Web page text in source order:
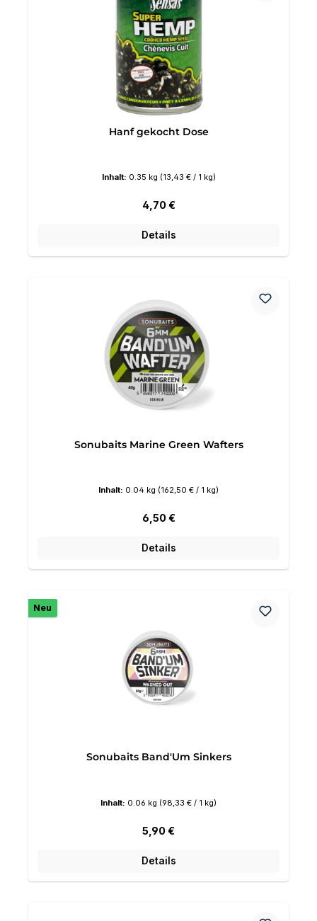
Hanf gekocht Dose
Inhalt: 0.35 kg (13,43 € / 1 kg)
Regulärer Preis:
4,70 €
Details
Sonubaits Marine Green Wafters
Inhalt: 0.04 kg (162,50 € / 1 kg)
Regulärer Preis:
6,50 €
Details
Neu
Sonubaits Band'Um Sinkers
Inhalt: 0.06 kg (98,33 € / 1 kg)
Regulärer Preis:
5,90 €
Details